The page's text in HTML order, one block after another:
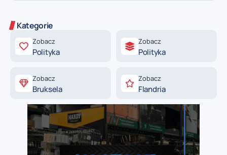
Kategorie
Zobacz
Polityka
Zobacz
Polityka
Zobacz
Bruksela
Zobacz
Flandria